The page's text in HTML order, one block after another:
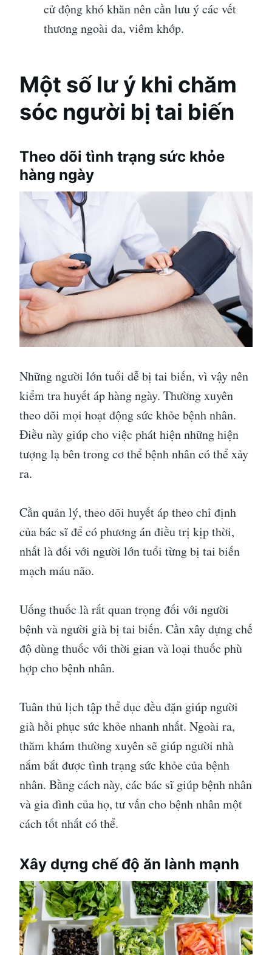
cử động khó khăn nên cần lưu ý các vết
thương ngoài da, viêm khớp.
Một số lư ý khi chăm
sóc người bị tai biến
Theo dõi tình trạng sức khỏe
hàng ngày
Những người lớn tuổi dễ bị tai biến, vì vậy nên
kiểm tra huyết áp hàng ngày. Thường xuyên
theo dõi mọi hoạt động sức khỏe bệnh nhân.
Điều này giúp cho việc phát hiện những hiện
tượng lạ bên trong cơ thể bệnh nhân có thể xảy
ra.
Cần quản lý, theo dõi huyết áp theo chỉ định
của bác sĩ để có phương án điều trị kịp thời,
nhất là đối với người lớn tuổi từng bị tai biến
mạch máu não.
Uống thuốc là rất quan trọng đối với người
bệnh và người già bị tai biến. Cần xây dựng chế
độ dùng thuốc với thời gian và loại thuốc phù
hợp cho bệnh nhân.
Tuân thủ lịch tập thể dục đều đặn giúp người
già hồi phục sức khỏe nhanh nhất. Ngoài ra,
thăm khám thường xuyên sẽ giúp người nhà
nắm bắt được tình trạng sức khỏe của bệnh
nhân. Bằng cách này, các bác sĩ giúp bệnh nhân
và gia đình của họ, tư vấn cho bệnh nhân một
cách tốt nhất có thể.
Xây dựng chế độ ăn lành mạnh